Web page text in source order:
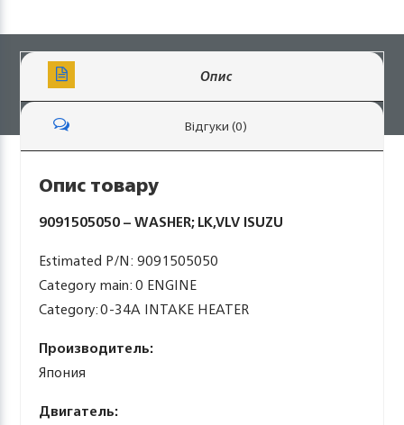
Опис
Відгуки (0)
Опис товару
9091505050 – WASHER; LK,VLV ISUZU
Estimated P/N: 9091505050
Category main: 0 ENGINE
Category: 0-34A INTAKE HEATER
Производитель:
Япония
Двигатель: